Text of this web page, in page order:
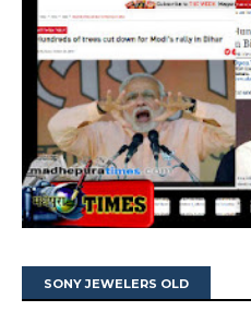
SONY JEWELERS OLD